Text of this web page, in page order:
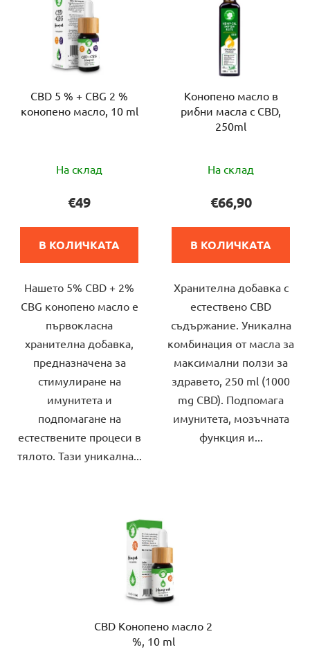
CBD 5 % + CBG 2 %
конопено масло, 10 ml
оценка
на
5,0
5
звезди.
На склад
€49
В КОЛИЧКАТА
Нашето 5% CBD + 2%
CBG конопено масло е
първокласна
хранителна добавка,
предназначена за
стимулиране на
имунитета и
подпомагане на
естествените процеси в
тялото. Тази уникална...
Конопено масло в
рибни масла с CBD,
250ml
оценка
на
продукта
5,0
5
звезди.
На склад
€66,90
В КОЛИЧКАТА
Хранителна добавка с
естествено CBD
съдържание. Уникална
комбинация от масла за
максимални ползи за
здравето, 250 ml (1000
mg CBD). Подпомага
имунитета, мозъчната
функция и...
CBD Конопено масло 2
%, 10 ml